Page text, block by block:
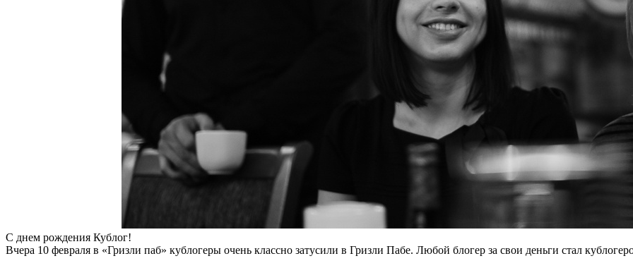
С днем рождения Кублог!
Вчера 10 февраля в «Гризли паб» кублогеры очень классно затусили в Гризли Пабе. Любой блогер за свои деньги стал